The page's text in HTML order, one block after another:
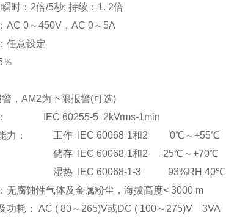
时：2倍/5秒; 持续：1. 2倍
AC 0～450V ，AC 0～5A
任意设定
％
，AM2为下限报警(可选)
： IEC 60255-5 2kVrms-1min
能力： 工作 IEC 60068-1和2 0℃～+55℃
储存 IEC 60068-1和2 -25℃～+70℃
湿热 IEC 60068-1-3 93%RH 40℃
无腐蚀性气体及金属粉尘，海拔高度< 3000 m
功耗： AC ( 80～265)V或DC ( 100～275)V 3VA